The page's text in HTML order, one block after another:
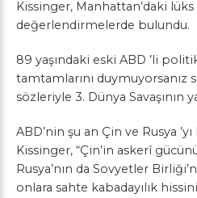
Kissinger, Manhattan’daki
değerlendirmelerde bulundu.
89 yaşındaki eski ABD ’li
tamtamlarını duymuyorsanız
sözleriyle 3. Dünya Savaşının
ABD’nin şu an Çin ve Rusya ’yı
Kissinger, “Çin’in askerî
Rusya’nın da Sovyetler
onlara sahte kabadayılık